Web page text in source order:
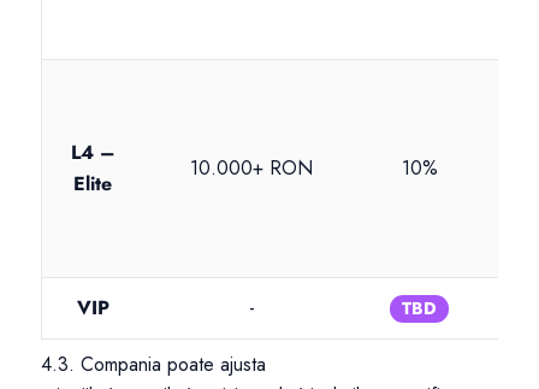
L4 –
Elite
10.000+ RON 10%
VIP - TBD
4.3. Compania poate ajusta